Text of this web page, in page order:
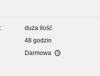
duża ilość
48 godzin
Darmowa